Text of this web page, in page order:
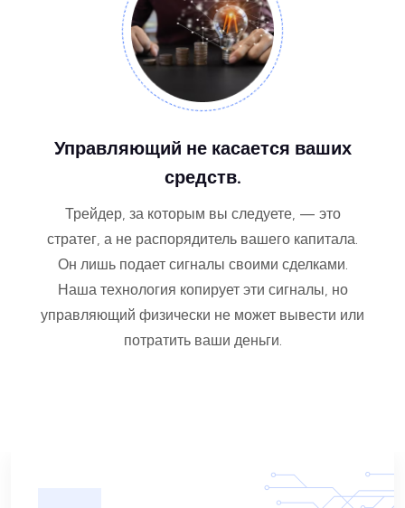
Управляющий не касается ваших
средств.
Трейдер, за которым вы следуете, — это
стратег, а не распорядитель вашего капитала.
Он лишь подает сигналы своими сделками.
Наша технология копирует эти сигналы, но
управляющий физически не может вывести или
потратить ваши деньги.